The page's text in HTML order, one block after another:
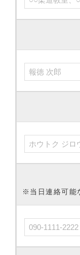
※当日連絡可能